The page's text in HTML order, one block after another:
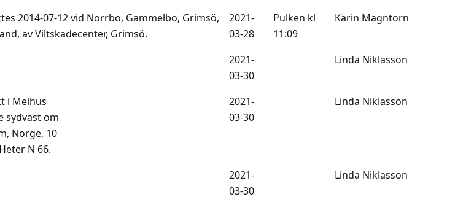
2014-07-12 vid Norrbo, Gammelbo, Grimsö,
av Viltskadecenter, Grimsö.
2021-
03-28
Pulken kl
11:09
Karin Magntorn
2021-
03-30
Linda Niklasson
i Melhus
sydväst om
Norge, 10
N 66.
2021-
03-30
Linda Niklasson
2021-
03-30
Linda Niklasson